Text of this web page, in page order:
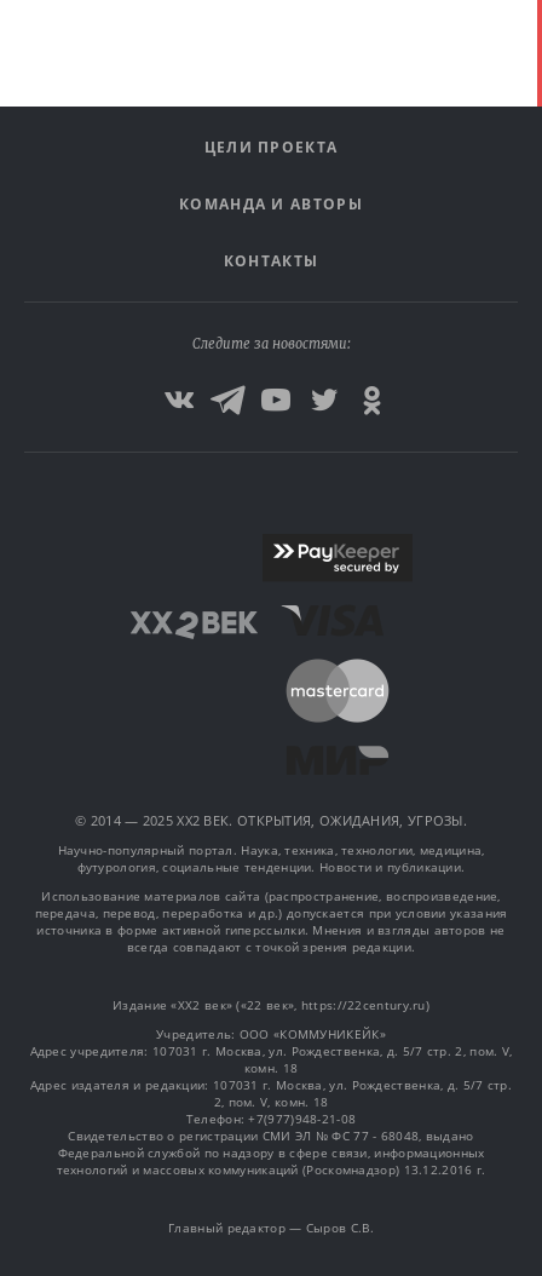
ЦЕЛИ ПРОЕКТА
КОМАНДА И АВТОРЫ
КОНТАКТЫ
Следите за новостями:
© 2014 — 2025 XX2 ВЕК. ОТКРЫТИЯ, ОЖИДАНИЯ, УГРОЗЫ.
Научно-популярный портал. Наука, техника, технологии, медицина,
футурология, социальные тенденции. Новости и публикации.
Использование материалов сайта (распространение, воспроизведение,
передача, перевод, переработка и др.) допускается при условии указания
источника в форме активной гиперссылки. Мнения и взгляды авторов не
всегда совпадают с точкой зрения редакции.
Издание «XX2 век» («22 век», https://22century.ru)
Учредитель: OOO «КОММУНИКЕЙК»
Адрес учредителя: 107031 г. Москва, ул. Рождественка, д. 5/7 стр. 2, пом. V,
комн. 18
Адрес издателя и редакции: 107031 г. Москва, ул. Рождественка, д. 5/7 стр.
2, пом. V, комн. 18
Телефон: +7(977)948-21-08
Свидетельство о регистрации СМИ ЭЛ № ФС 77 - 68048, выдано
Федеральной службой по надзору в сфере связи, информационных
технологий и массовых коммуникаций (Роскомнадзор) 13.12.2016 г.
Главный редактор — Сыров С.В.